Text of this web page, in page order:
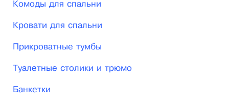
Комоды для спальни
Кровати для спальни
Прикроватные тумбы
Туалетные столики и трюмо
Банкетки